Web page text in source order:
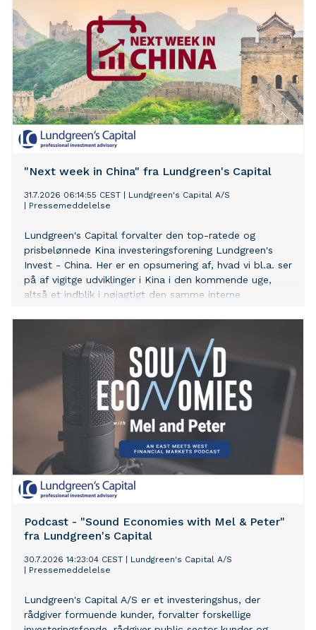
"Next week in China" fra Lundgreen's Capital
31.7.2026 06:14:55 CEST
Lundgreen's Capital A/S
Pressemeddelelse
Lundgreen's Capital forvalter den top-ratede og
prisbelønnede Kina investeringsforening Lundgreen's
Invest - China. Her er en opsumering af, hvad vi bl.a. ser
på af vigitge udviklinger i Kina i den kommende uge,
altså et indblik i nøjagtigt den samme interne
Podcast - "Sound Economies with Mel & Peter"
fra Lundgreen's Capital
30.7.2026 14:23:04 CEST
Lundgreen's Capital A/S
Pressemeddelelse
Lundgreen's Capital A/S er et investeringshus, der
rådgiver formuende kunder, forvalter forskellige